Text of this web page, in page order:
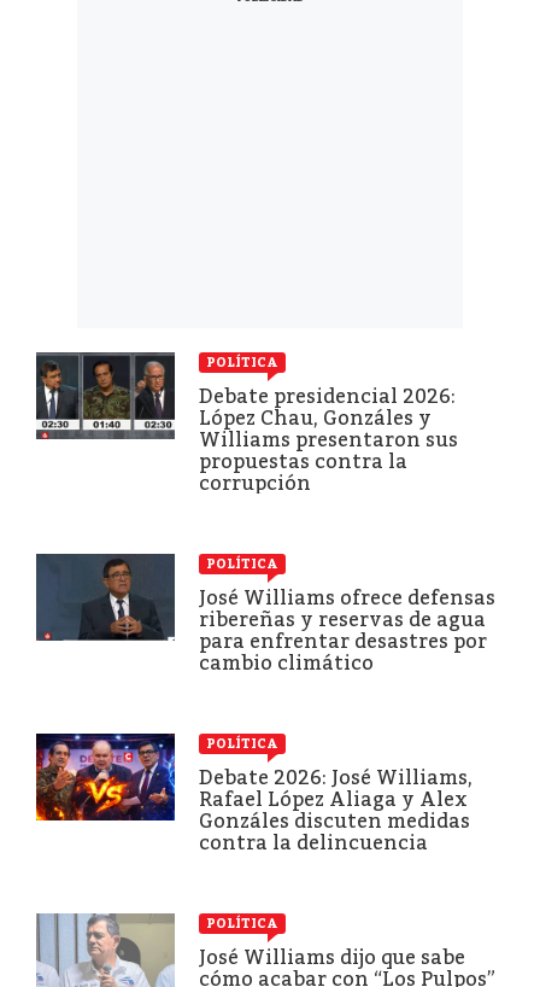
POLÍTICA
Debate presidencial 2026:
López Chau, Gonzáles y
Williams presentaron sus
propuestas contra la
corrupción
POLÍTICA
José Williams ofrece defensas
ribereñas y reservas de agua
para enfrentar desastres por
cambio climático
POLÍTICA
Debate 2026: José Williams,
Rafael López Aliaga y Alex
Gonzáles discuten medidas
contra la delincuencia
POLÍTICA
José Williams dijo que sabe
cómo acabar con “Los Pulpos”